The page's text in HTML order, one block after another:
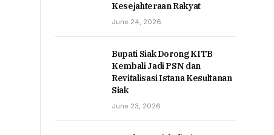
Kesejahteraan Rakyat
June 24, 2026
Bupati Siak Dorong KITB
Kembali Jadi PSN dan
Revitalisasi Istana Kesultanan
Siak
June 23, 2026